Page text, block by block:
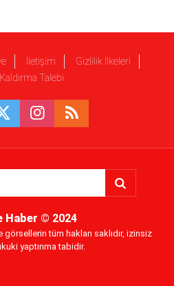
İletişim
Gizlilik İlkeleri
Talebi
Haber © 2024
tüm hakları saklıdır, izinsiz
yaptırıma tabidir.